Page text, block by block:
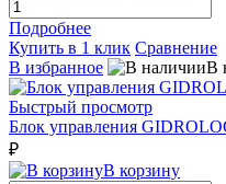
Подробнее
Купить в 1 клик Сравнение
В избранное
В
Быстрый просмотр
Блок управления
₽
В корзину